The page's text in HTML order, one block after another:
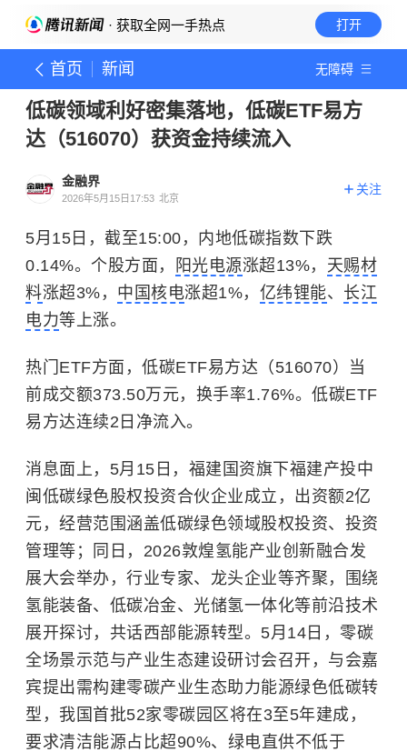
· 获取全网一手热点 打开
首页 新闻 无障碍
低碳领域利好密集落地，低碳ETF易方
达（516070）获资金持续流入
金融界
2026年5月15日17:53 北京
关注
5月15日，截至15:00，内地低碳指数下跌
0.14%。个股方面，
阳光电源涨超13%， 天赐材
料涨超3%， 中国核电涨超1%， 亿纬锂能、 长江
电力等上涨。
热门ETF方面，低碳ETF易方达（516070）当
前成交额373.50万元，换手率1.76%。低碳ETF
易方达连续2日净流入。
消息面上，5月15日，福建国资旗下福建产投中
闽低碳绿色股权投资合伙企业成立，出资额2亿
元，经营范围涵盖低碳绿色领域股权投资、投资
管理等；同日，2026敦煌氢能产业创新融合发
展大会举办，行业专家、龙头企业等齐聚，围绕
氢能装备、低碳冶金、光储氢一体化等前沿技术
展开探讨，共话西部能源转型。5月14日，零碳
全场景示范与产业生态建设研讨会召开，与会嘉
宾提出需构建零碳产业生态助力能源绿色低碳转
型，我国首批52家零碳园区将在3至5年建成，
要求清洁能源占比超90%、绿电直供不低于